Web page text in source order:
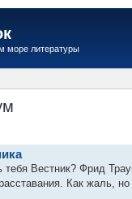
море литературы
тебя Вестник? Фрид
Как жаль,